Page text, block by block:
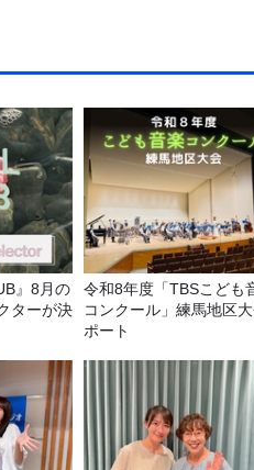
』8月の
ターが決
令和8年度「TBSこども
コンクール」練馬地区
ポート